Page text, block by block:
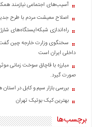
آسیب‌های اجتماعی نیازمند
اصلاح معیشت مردم با طرح
راه‌اندازی شبکه‌ایستگاه‌های
سخنگوی وزارت خارجه چین
داخلی ایران است
مبارزه با قاچاق سوخت زمانی
صورت گیرد.
بررسی بازار سیم و کابل در
بهترین کیک بوتیک تهران
برچسب‌ها